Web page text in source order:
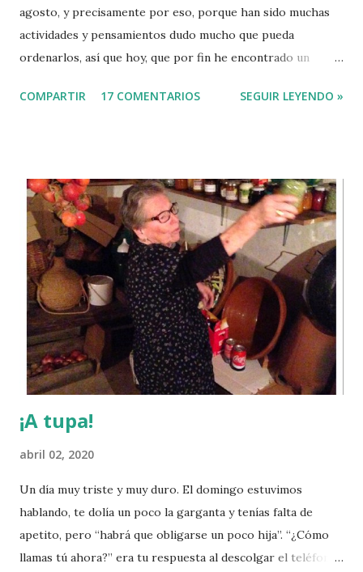
agosto, y precisamente por eso, porque han sido muchas
actividades y pensamientos dudo mucho que pueda
ordenarlos, así que hoy, que por fin he encontrado un
madeja tras un septiembre de secano. Iñaki tiene en su blog
altura de esas contestaciones tan clarificadoras prefiero
compartir algunas dudas: ¿Por qué cuando el debate
ciudadano vuelve a los social, a las cosas que de verdad
preocupan al Gobierno y a la gente, a los derechos y a la
igualdad (datos empleo, medidas vivienda, ayuda
nacimientos, plazas guardería, salud bucodental infantil,
éxito educación ciudadanía,...), nos enredan en otras cosas?
¿por qué caemos en esas redes interesadas en lugar de
conseguir seguir hablando de lo útil y no lo ...
COMPARTIR 17 COMENTARIOS SEGUIR LEYENDO »
¡A tupa!
abril 02, 2020
Un día muy triste y muy duro. El domingo estuvimos
hablando, te dolía un poco la garganta y tenías falta de
apetito, pero “habrá que obligarse un poco hija”. “¿Cómo
llamas tú ahora?” era tu respuesta al descolgar el teléfono